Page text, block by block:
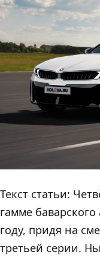
Текст статьи:
гамме
году, придя на
третьей серии.